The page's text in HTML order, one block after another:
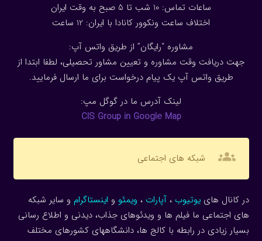
ساعات تماس: 10 شب تا 5 صبح به وقت ایران
اختلاف ساعت ونکوور کانادا با ایران: 1 2 ساعت
مشاوره “رایگان” از طریق واتس آپ:
جهت دریافت وقت مشاوره و تعیین مشاور تحصیلی، لطفا ابتدا از
طریق واتس آپ یک پیام درخواست برای ما ارسال فرمایید.
لینک آدرس ما در گوگل مپ:
CIS Group in Google Map
groups شبکه های اجتماعی
در کانال هاییوتیوب ، آپارات ، ویمئو و اینستاگرام و سایر شبکه
های اجتماعی ما فیلم ها و ویدئوهای جذاب، دیدنی و اطلاع رسانی
بسیار زیادی در رابطه با کالج ها، دانشگاههای کشورهای مختلف